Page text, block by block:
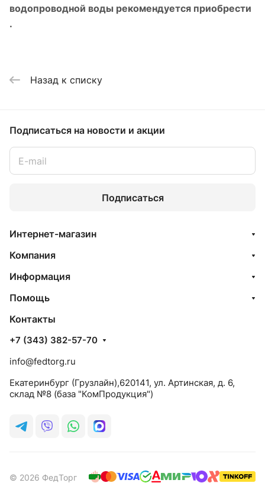
водопроводной воды рекомендуется приобрести
.
Назад к списку
Подписаться на новости и акции
Подписаться
Интернет-магазин
Компания
Информация
Помощь
Контакты
+7 (343) 382-57-70
info@fedtorg.ru
Екатеринбург (Грузлайн),620141, ул. Артинская, д. 6,
склад №8 (база "КомПродукция")
© 2026 ФедТорг